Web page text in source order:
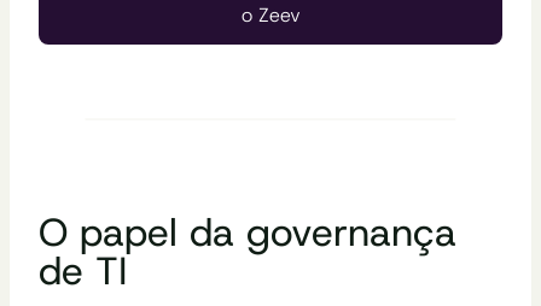
o Zeev
O papel da governança
de TI